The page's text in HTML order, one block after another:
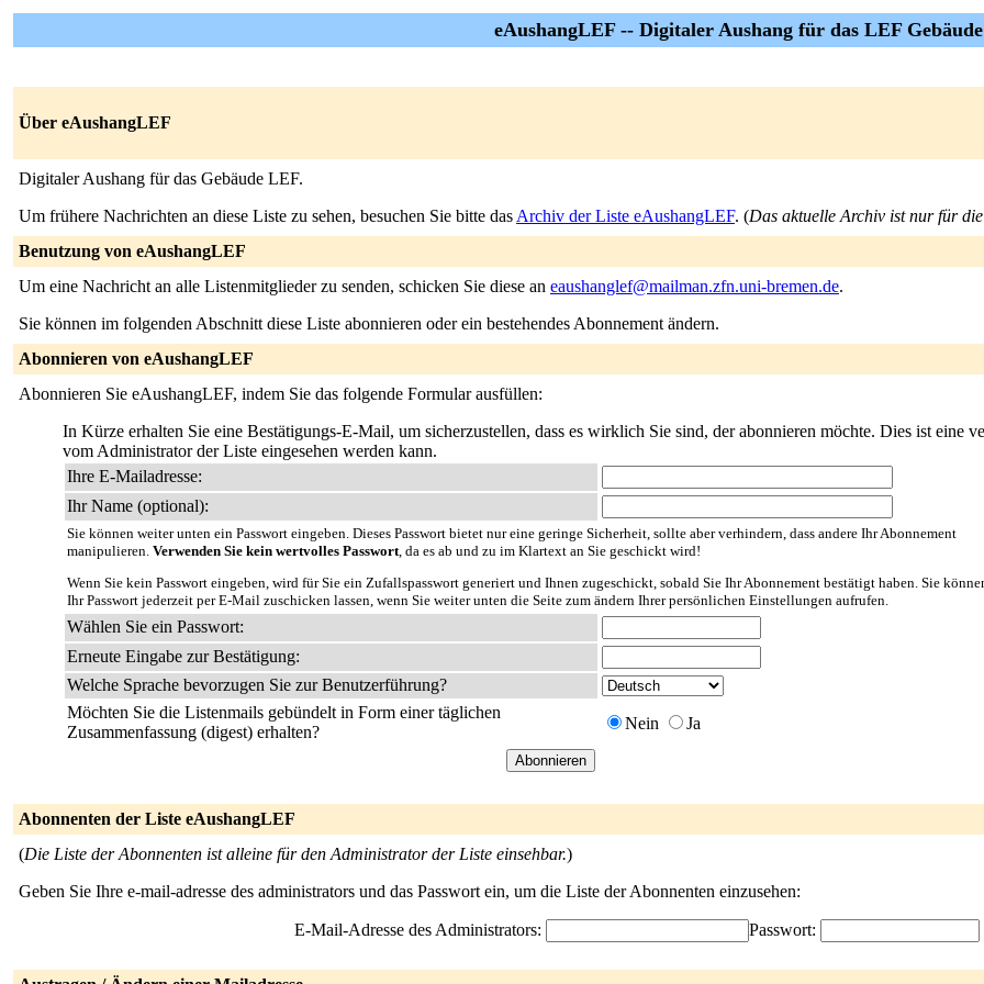
eAushangLEF -- Digitaler Aushang für das LEF Gebäude
Über eAushangLEF
Digitaler Aushang für das Gebäude LEF.
Um frühere Nachrichten an diese Liste zu sehen, besuchen Sie bitte das Archiv der Liste eAushangLEF. (Das aktuelle Archiv ist nur für
Benutzung von eAushangLEF
Um eine Nachricht an alle Listenmitglieder zu senden, schicken Sie diese an eaushanglef@mailman.zfn.uni-bremen.de.
Sie können im folgenden Abschnitt diese Liste abonnieren oder ein bestehendes Abonnement ändern.
Abonnieren von eAushangLEF
Abonnieren Sie eAushangLEF, indem Sie das folgende Formular ausfüllen:
In Kürze erhalten Sie eine Bestätigungs-E-Mail, um sicherzustellen, dass es wirklich Sie sind, der abonnieren möchte. Dies ist eine
vom Administrator der Liste eingesehen werden kann.
Ihre E-Mailadresse:
Ihr Name (optional):
Sie können weiter unten ein Passwort eingeben. Dieses Passwort bietet nur eine geringe Sicherheit, sollte aber verhindern, dass andere Ihr Abonnement
manipulieren. Verwenden Sie kein wertvolles Passwort, da es ab und zu im Klartext an Sie geschickt wird!
Wenn Sie kein Passwort eingeben, wird für Sie ein Zufallspasswort generiert und Ihnen zugeschickt, sobald Sie Ihr Abonnement bestätigt haben. Sie
Ihr Passwort jederzeit per E-Mail zuschicken lassen, wenn Sie weiter unten die Seite zum ändern Ihrer persönlichen Einstellungen aufrufen.
Wählen Sie ein Passwort:
Erneute Eingabe zur Bestätigung:
Welche Sprache bevorzugen Sie zur Benutzerführung?
Möchten Sie die Listenmails gebündelt in Form einer täglichen
Zusammenfassung (digest) erhalten?
Nein Ja
Abonnenten der Liste eAushangLEF
(Die Liste der Abonnenten ist alleine für den Administrator der Liste einsehbar.)
Geben Sie Ihre e-mail-adresse des administrators und das Passwort ein, um die Liste der Abonnenten einzusehen:
E-Mail-Adresse des Administrators: Passwort: